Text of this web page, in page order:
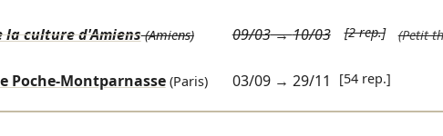
la culture d'Amiens(Amiens) 09/03→10/03 [2 rep.] (Petit
Poche-Montparnasse(Paris) 03/09→ 29/11 [54 rep.]